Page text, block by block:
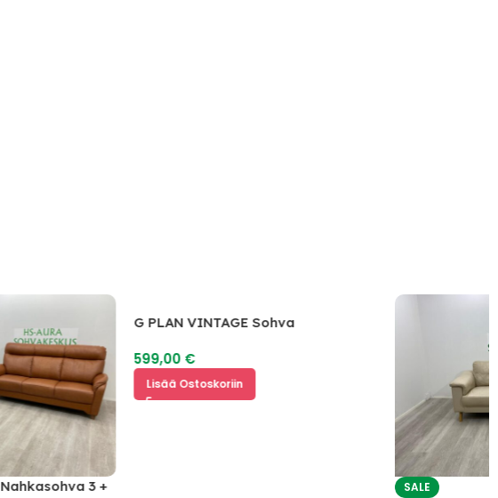
3 +
G PLAN VINTAGE Sohva
599,00€
Lisää Ostoskoriin
SALE